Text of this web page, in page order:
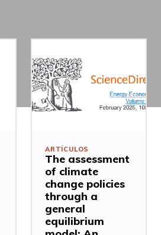
ARTÍCULOS
The assessment
of climate
change policies
through a
general
equilibrium